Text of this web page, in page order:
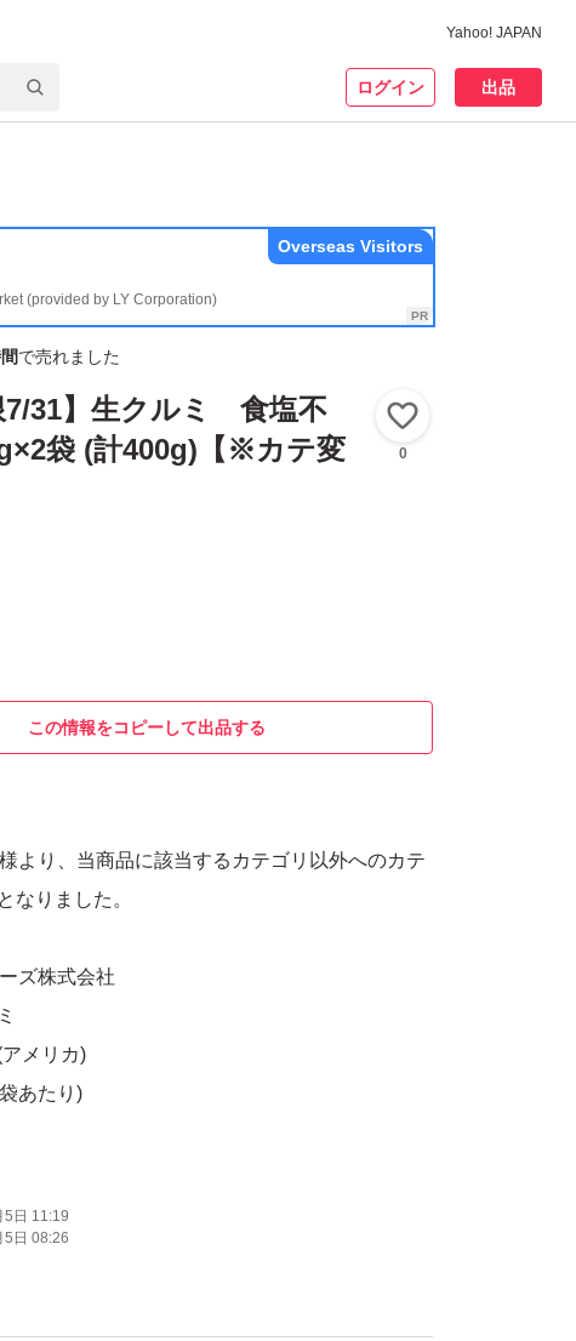
Yahoo! JAPAN
ログイン 出品
(provided by LY Corporation)
Overseas Visitors
で売れました
7/31】生クルミ 食塩不
袋 (計400g)【※カテ変
0
この情報をコピーして出品する
より、当商品に該当するカテゴリ以外へのカテ
なりました。
ズ株式会社
メリカ)
あたり)
画像 枠内上部に記載(※新しいものがある場
より新品を発送致します。)
封品ですのでご安心ください。
5日 11:19
5日 08:26